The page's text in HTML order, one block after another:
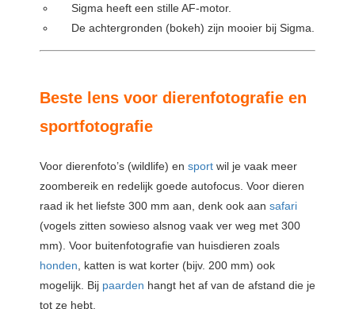
Sigma heeft een stille AF-motor.
De achtergronden (bokeh) zijn mooier bij Sigma.
Beste lens voor dierenfotografie en
sportfotografie
Voor dierenfoto’s (wildlife) en sport wil je vaak meer
zoombereik en redelijk goede autofocus. Voor dieren
raad ik het liefste 300 mm aan, denk ook aan safari
(vogels zitten sowieso alsnog vaak ver weg met 300
mm). Voor buitenfotografie van huisdieren zoals
honden, katten is wat korter (bijv. 200 mm) ook
mogelijk. Bij paarden hangt het af van de afstand die je
tot ze hebt.